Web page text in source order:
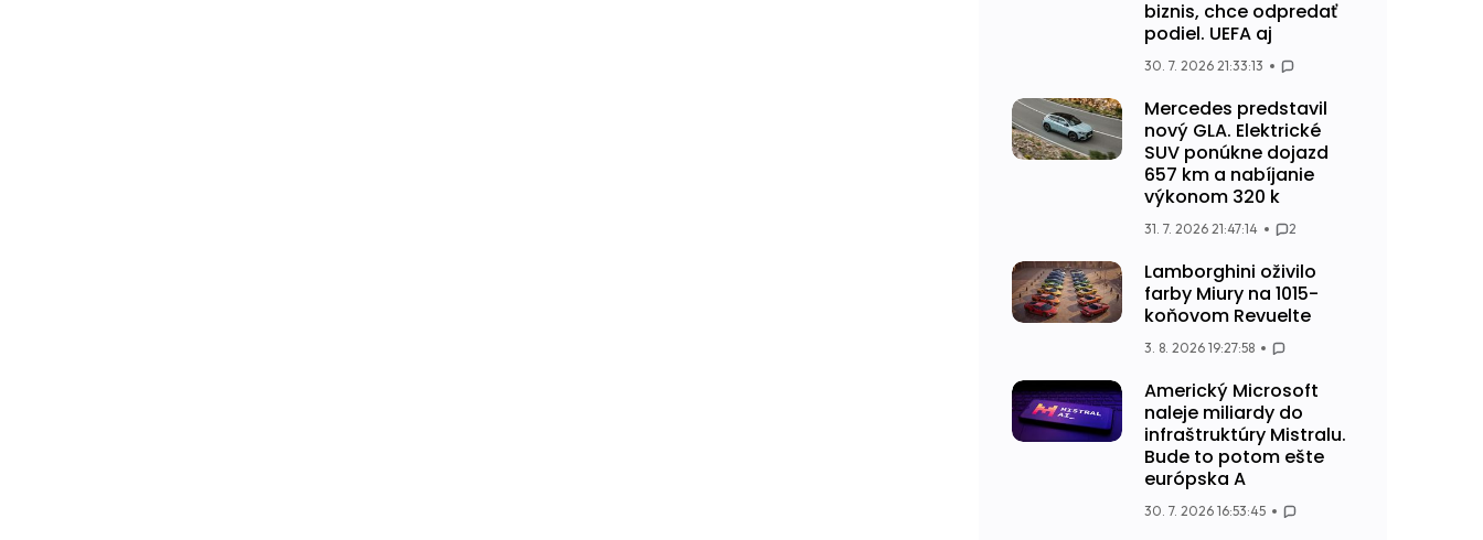
biznis, chce odpredať
podiel. UEFA aj
30. 7. 2026 21:33:13
Mercedes predstavil
nový GLA. Elektrické
SUV ponúkne dojazd
657 km a nabíjanie
výkonom 320 k
31. 7. 2026 21:47:14 2
Lamborghini oživilo
farby Miury na 1015-
koňovom Revuelte
3. 8. 2026 19:27:58
Americký Microsoft
naleje miliardy do
infraštruktúry Mistralu.
Bude to potom ešte
európska A
30. 7. 2026 16:53:45